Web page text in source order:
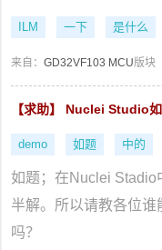
ILM 一下 是什么
来自： GD32VF103 MCU版块
【求助】 Nuclei Studio
demo 如题 中的
如题；在Nuclei Stadio
半解。所以请教各位
吗？